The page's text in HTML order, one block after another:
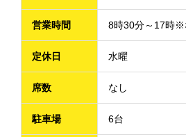
営業時間 8時30分～17時※
定休日 水曜
席数 なし
駐車場 6台